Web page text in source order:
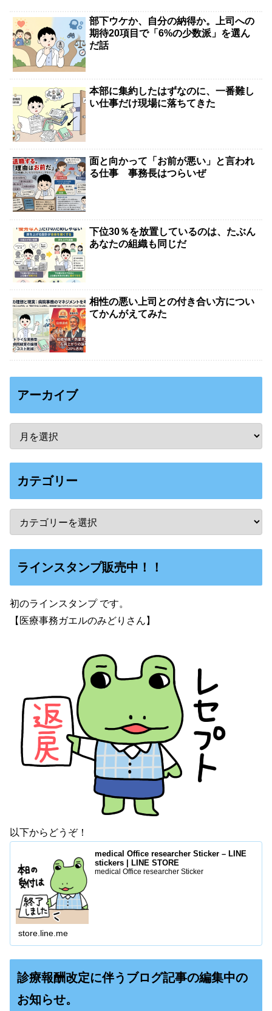
部下ウケか、自分の納得か。上司への
期待20項目で「6%の少数派」を選ん
だ話
本部に集約したはずなのに、一番難し
い仕事だけ現場に落ちてきた
面と向かって「お前が悪い」と言われ
る仕事 事務長はつらいぜ
下位30％を放置しているのは、たぶん
あなたの組織も同じだ
相性の悪い上司との付き合い方につい
てかんがえてみた
アーカイブ
カテゴリー
ラインスタンプ販売中！！
初のラインスタンプ です。
【医療事務ガエルのみどりさん】
以下からどうぞ！
medical Office researcher Sticker – LINE
stickers | LINE STORE
medical Office researcher Sticker
store.line.me
診療報酬改定に伴うブログ記事の編集中の
お知らせ。